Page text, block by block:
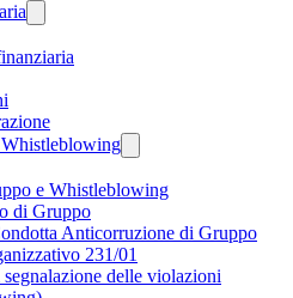
e Whistleblowing
di Gruppo
Anticorruzione di Gruppo
231/01
delle violazioni